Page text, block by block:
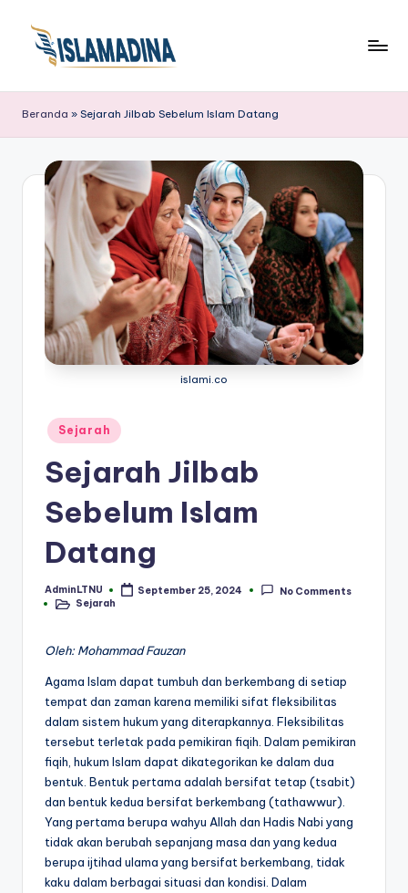
Beranda » Sejarah Jilbab Sebelum Islam Datang
islami.co
Posted
in
Sejarah
Sejarah Jilbab
Sebelum Islam
Datang
Posted
by
AdminLTNU September 25, 2024
No Comments
PostedSejarah
Oleh: Mohammad Fauzan
Agama Islam dapat tumbuh dan berkembang di setiap
tempat dan zaman karena memiliki sifat fleksibilitas
dalam sistem hukum yang diterapkannya. Fleksibilitas
tersebut terletak pada pemikiran fiqih. Dalam pemikiran
fiqih, hukum Islam dapat dikategorikan ke dalam dua
bentuk. Bentuk pertama adalah bersifat tetap (tsabit)
dan bentuk kedua bersifat berkembang (tathawwur).
Yang pertama berupa wahyu Allah dan Hadis Nabi yang
tidak akan berubah sepanjang masa dan yang kedua
berupa ijtihad ulama yang bersifat berkembang, tidak
kaku dalam berbagai situasi dan kondisi. Dalam